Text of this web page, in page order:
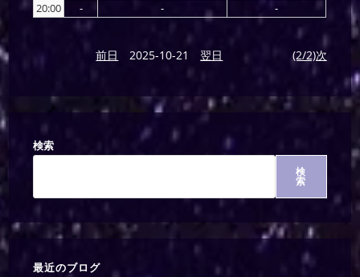
20:00
- - -
前日 2025-10-21 翌日 (2/2)次
検索
検
索
最近のブログ